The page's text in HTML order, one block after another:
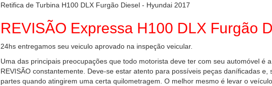
Retifica de Turbina H100 DLX Furgão Diesel - Hyundai 2017
REVISÃO Expressa H100 DLX Furgão
24hs entregamos seu veiculo aprovado na inspeção veicular.
Uma das principais preocupações que todo motorista deve ter com seu automóvel é
REVISÃO constantemente. Deve-se estar atento para possíveis peças daníficadas
partes quando atingirem uma certa quilometragem. O melhor mesmo é levar o